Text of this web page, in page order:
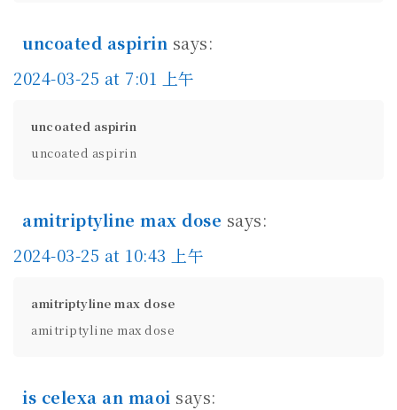
uncoated aspirin says:
2024-03-25 at 7:01 上午
uncoated aspirin
uncoated aspirin
amitriptyline max dose says:
2024-03-25 at 10:43 上午
amitriptyline max dose
amitriptyline max dose
is celexa an maoi says: